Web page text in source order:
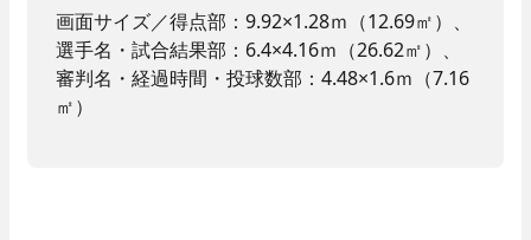
画面サイズ／得点部：9.92×1.28ｍ（12.69㎡）、
選手名・試合結果部：6.4×4.16ｍ（26.62㎡）、
審判名・経過時間・投球数部：4.48×1.6ｍ（7.16
㎡）